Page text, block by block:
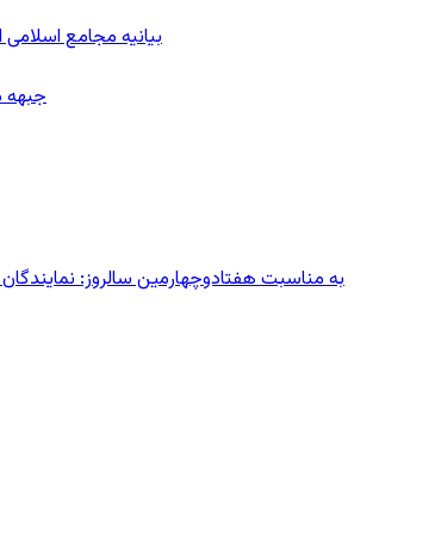
بیانیه مجامع
جبهه
به مناسبت هفتادوچهارمین سالروز: نمایندگان مجلس زار می‌زدند/